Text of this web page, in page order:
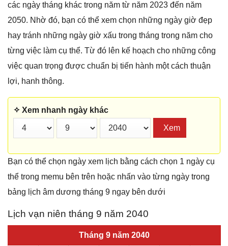
các ngày tháng khác trong năm từ năm 2023 đến năm
2050. Nhờ đó, bạn có thể xem chọn những ngày giờ đẹp
hay tránh những ngày giờ xấu trong tháng trong năm cho
từng việc làm cụ thể. Từ đó lên kế hoạch cho những công
việc quan trọng được chuẩn bị tiến hành một cách thuận
lợi, hanh thông.
✧ Xem nhanh ngày khác
Xem
Bạn có thể chọn ngày xem lịch bằng cách chọn 1 ngày cụ
thể trong memu bên trên hoặc nhấn vào từng ngày trong
bảng lịch âm dương tháng 9 ngay bên dưới
Lịch vạn niên tháng 9 năm 2040
Tháng 9 năm 2040